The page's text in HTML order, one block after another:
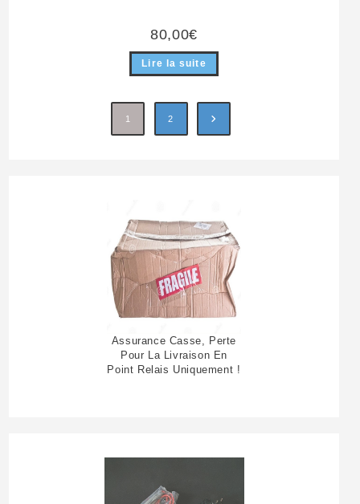
80,00€
Lire la suite
1 2
Assurance Casse, Perte
Pour La Livraison En
Point Relais Uniquement !